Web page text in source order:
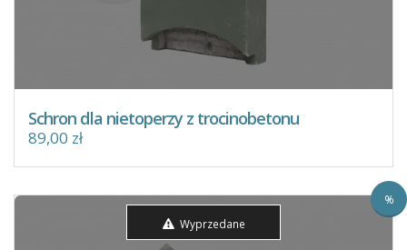
Schron dla nietoperzy z trocinobetonu
89,00 zł
%
Wyprzedane